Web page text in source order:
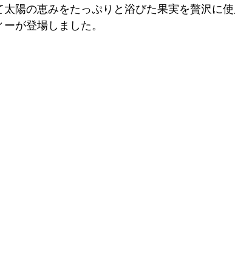
陽の恵みをたっぷりと浴びた果実を贅沢に
が登場しました。